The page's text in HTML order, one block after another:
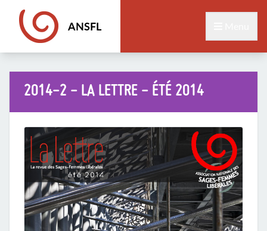
ANSFL
2014-2 - LA LETTRE - ÉTÉ 2014